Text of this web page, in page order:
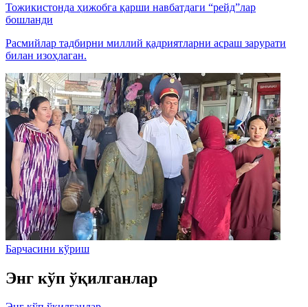
Тожикистонда ҳижобга қарши навбатдаги “рейд”лар
бошланди
Расмийлар тадбирни миллий қадриятларни асраш зарурати
билан изоҳлаган.
Барчасини кўриш
Энг кўп ўқилганлар